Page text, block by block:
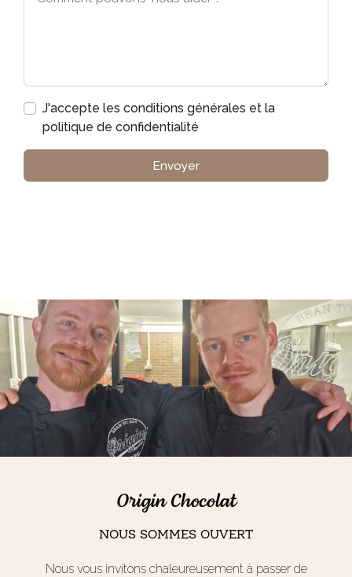
J'accepte les conditions générales et la
politique de confidentialité
Origin Chocolat
NOUS SOMMES OUVERT
Nous vous invitons chaleureusement à passer de